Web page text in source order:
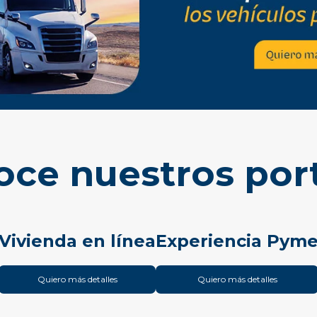
nuestros
en línea
Quiero más detalles
Experiencia
Quiero más detalles